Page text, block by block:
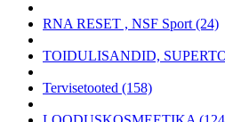
RNA RESET , NSF Sport (24)
TOIDULISANDID,
Tervisetooted (158)